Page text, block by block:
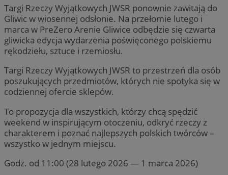
Targi Rzeczy Wyjątkowych JWSR ponownie zawitają do
Gliwic w wiosennej odsłonie. Na przełomie lutego i
marca w PreZero Arenie Gliwice odbędzie się czwarta
gliwicka edycja wydarzenia poświęconego polskiemu
rękodziełu, sztuce i rzemiosłu.
Targi Rzeczy Wyjątkowych JWSR to przestrzeń dla osób
poszukujących przedmiotów, których nie spotyka się w
codziennej ofercie sklepów.
To propozycja dla wszystkich, którzy chcą spędzić
weekend w inspirującym otoczeniu, odkryć rzeczy z
charakterem i poznać najlepszych polskich twórców –
wszystko w jednym miejscu.
Godz. od 11:00 (28 lutego 2026 — 1 marca 2026)